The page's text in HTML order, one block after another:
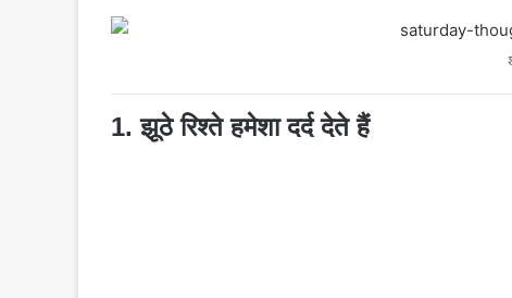
1. झूठे रिश्ते हमेशा दर्द देते हैं